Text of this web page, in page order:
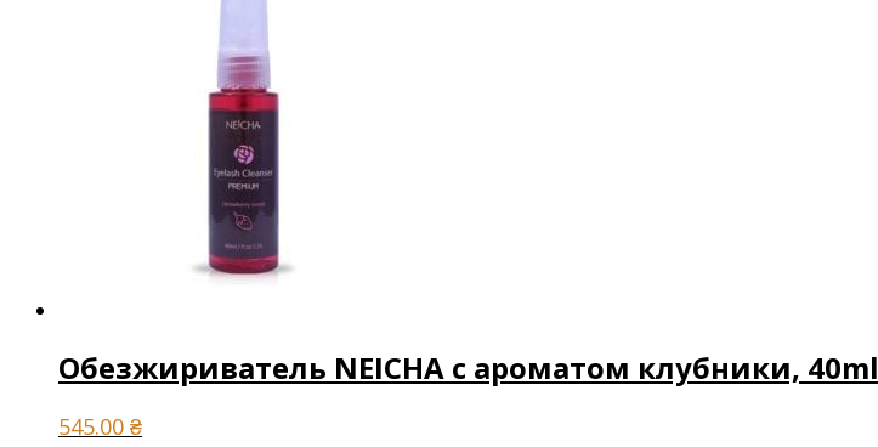
Обезжириватель NEICHA с ароматом клубники, 40ml
545.00 ₴